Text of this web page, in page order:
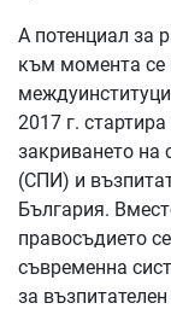
А потенциал за
към момента се
2017 г.
закриването на
(СПИ) и
България.
правосъдието
съвременна
за